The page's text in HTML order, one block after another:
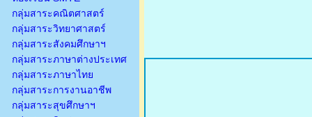
กลุ่มสาระคณิตศาสตร์
กลุ่มสาระวิทยาศาสตร์
กลุ่มสาระสังคมศึกษาฯ
กลุ่มสาระภาษาต่างประเทศ
กลุ่มสาระภาษาไทย
กลุ่มสาระการงานอาชีพ
กลุ่มสาระสุขศึกษาฯ